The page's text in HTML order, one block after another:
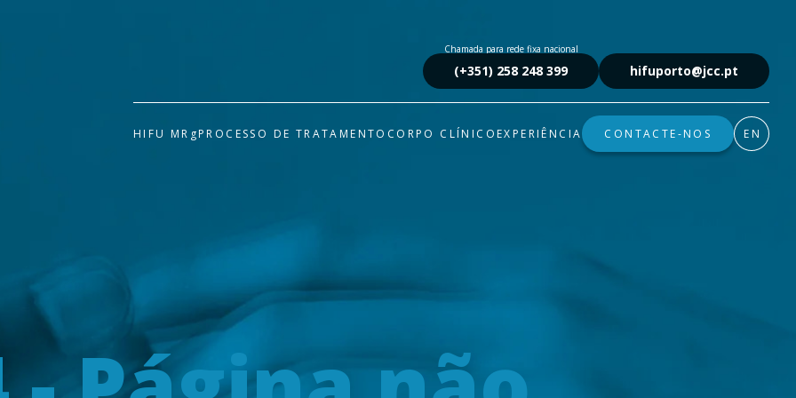
Chamada para rede fixa nacional
(+351) 258 248 399 hifuporto@jcc.pt
HIFU MRgPROCESSO DE TRATAMENTO CORPO CLÍNICOEXPERIÊNCIA CONTACTE-NOS EN